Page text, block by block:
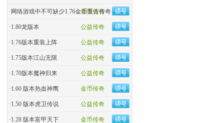
金币传奇
· 网络游戏中不可缺少1.76金币复古传奇
公益传奇
·1.80龙版本
公益传奇
·1.76版本重装上阵
公益传奇
·1.75版本江山无限
公益传奇
·1.70版本魔神归来
金币传奇
·1.60 版本热血神鹰
公益传奇
·1.50 版本虎卫传说
金币传奇
·1.28 版本富甲天下